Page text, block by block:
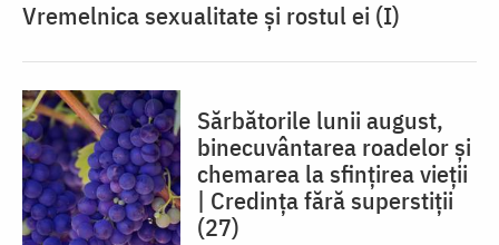
Vremelnica sexualitate și rostul ei (I)
Sărbătorile lunii august,
binecuvântarea roadelor și
chemarea la sfințirea vieții
| Credința fără superstiții
(27)